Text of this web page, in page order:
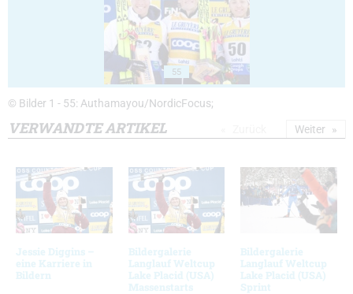
55
© Bilder 1 - 55: Authamayou/NordicFocus;
VERWANDTE ARTIKEL
Jessie Diggins –
eine Karriere in
Bildern
Bildergalerie
Langlauf Weltcup
Lake Placid (USA)
Massenstarts
Bildergalerie
Langlauf Weltcup
Lake Placid (USA)
Sprint
Weiter